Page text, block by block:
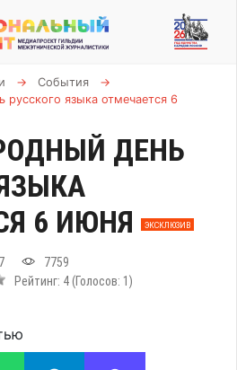
→ События
→
языка отмечается 6
ДЕНЬ
6 ИЮНЯ
ЭКСКЛЮЗИВ
7759
Рейтинг: 4(Голосов: 1 )